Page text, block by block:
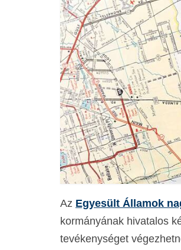
Az Egyesült Államok
kormányának hivatalos
tevékenységet